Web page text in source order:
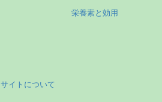
栄養素と効用
サイトについて